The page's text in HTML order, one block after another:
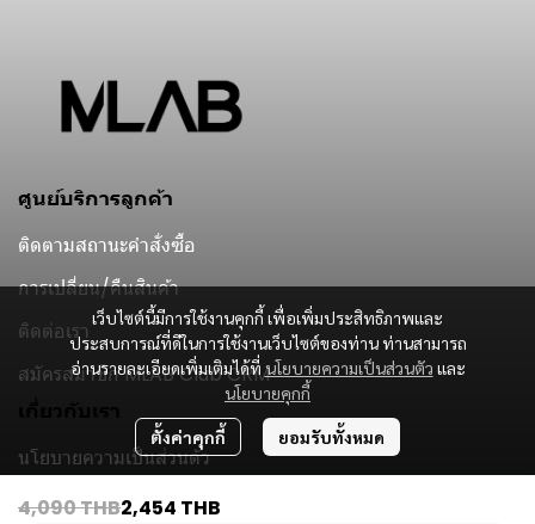
4,090 THB2,454 THB
เว็บไซต์นี้มีการใช้งานคุกกี้ เพื่อเพิ่มประสิทธิภาพและ
ประสบการณ์ที่ดีในการใช้งานเว็บไซต์ของท่าน ท่านสามารถ
อ่านรายละเอียดเพิ่มเติมได้ที่ นโยบายความเป็นส่วนตัว และ
นโยบายคุกกี้
ตั้งค่าคุกกี้ ยอมรับทั้งหมด
ศูนย์บริการลูกค้า
ติดตามสถานะคำสั่งซื้อ
การเปลี่ยน/คืนสินค้า
ติดต่อเรา
สมัครสมาชิก MLAB Club CRM
นโยบายความเป็นส่วนตัว